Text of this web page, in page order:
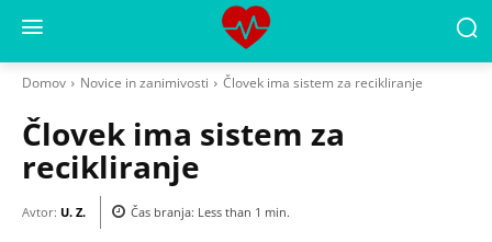
Domov Novice in zanimivosti Človek ima sistem za recikliranje
Človek ima sistem za
recikliranje
Avtor: U. Z. Čas branja: Less than 1 min.